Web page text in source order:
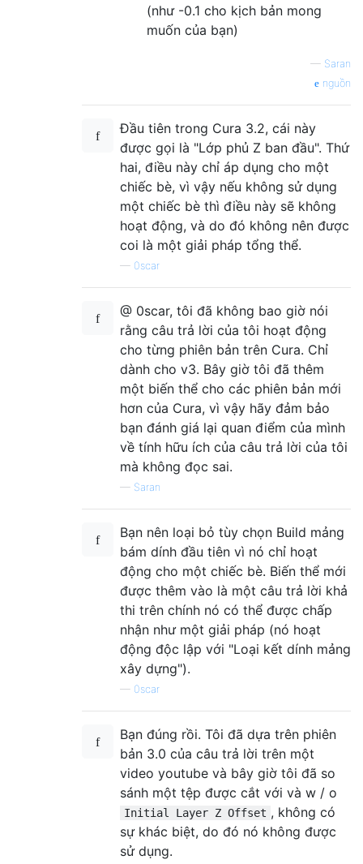
(như -0.1 cho kịch bản mong
muốn của bạn)
— Saran
nguồn
Đầu tiên trong Cura 3.2, cái này
được gọi là "Lớp phủ Z ban đầu". Thứ
hai, điều này chỉ áp dụng cho một
chiếc bè, vì vậy nếu không sử dụng
một chiếc bè thì điều này sẽ không
hoạt động, và do đó không nên được
coi là một giải pháp tổng thể.
— 0scar
@ 0scar, tôi đã không bao giờ nói
rằng câu trả lời của tôi hoạt động
cho từng phiên bản trên Cura. Chỉ
dành cho v3. Bây giờ tôi đã thêm
một biến thể cho các phiên bản mới
hơn của Cura, vì vậy hãy đảm bảo
bạn đánh giá lại quan điểm của mình
về tính hữu ích của câu trả lời của tôi
mà không đọc sai.
— Saran
Bạn nên loại bỏ tùy chọn Build mảng
bám dính đầu tiên vì nó chỉ hoạt
động cho một chiếc bè. Biến thể mới
được thêm vào là một câu trả lời khả
thi trên chính nó có thể được chấp
nhận như một giải pháp (nó hoạt
động độc lập với "Loại kết dính mảng
xây dựng").
— 0scar
Bạn đúng rồi. Tôi đã dựa trên phiên
bản 3.0 của câu trả lời trên một
video youtube và bây giờ tôi đã so
sánh một tệp được cắt với và w / o
Initial Layer Z Offset , không có
sự khác biệt, do đó nó không được
sử dụng.